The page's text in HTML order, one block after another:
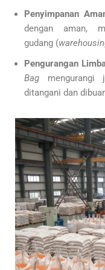
Penyimpanan
dengan aman,
gudang (
Pengurangan
Bag mengurangi
ditangani dan